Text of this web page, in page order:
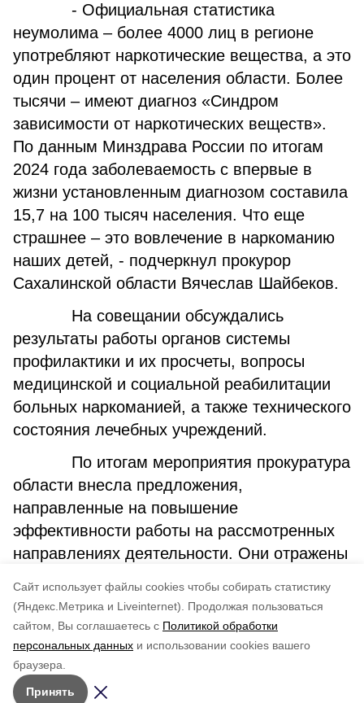
Cайт использует файлы cookies чтобы собирать статистику
(Яндекс.Метрика и Liveinternet).
Продолжая пользоваться
сайтом, Вы соглашаетесь с Политикой обработки
персональных данных и использовании cookies вашего
браузера.
Принять
- Официальная статистика
неумолима – более 4000 лиц в регионе
употребляют наркотические вещества, а это
один процент от населения области. Более
тысячи – имеют диагноз «Синдром
зависимости от наркотических веществ».
По данным Минздрава России по итогам
2024 года заболеваемость с впервые в
жизни установленным диагнозом составила
15,7 на 100 тысяч населения. Что еще
страшнее – это вовлечение в наркоманию
наших детей, - подчеркнул прокурор
Сахалинской области Вячеслав Шайбеков.
На совещании обсуждались
результаты работы органов системы
профилактики и их просчеты, вопросы
медицинской и социальной реабилитации
больных наркоманией, а также технического
состояния лечебных учреждений.
По итогам мероприятия прокуратура
области внесла предложения,
направленные на повышение
эффективности работы на рассмотренных
направлениях деятельности. Они отражены
совещания.
по оценке
5